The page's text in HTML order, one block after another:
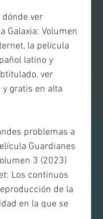
Galaxia: Volumen
la película
latino y
ver
gratis en alta
Guardianes
3 (2023)
Los continuos
de la
en la que se